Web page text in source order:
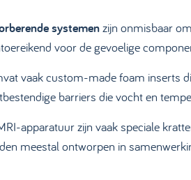
systemenzijn onmisbaar
voor de gevoelige
vaak custom-made foam inserts
barriers die vocht en
apparatuur zijn vaak speciale
meestal ontworpen in